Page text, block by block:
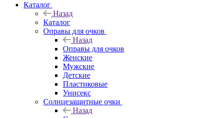
Каталог
Назад
Каталог
Оправы для очков
Назад
Оправы для очков
Женские
Мужские
Детские
Пластиковые
Унисекс
Солнцезащитные очки
Назад